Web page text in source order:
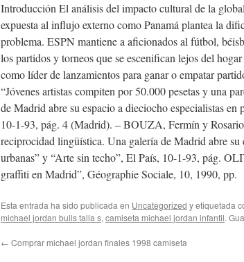
Introducción El análisis del impacto cultural de la
expuesta al influjo externo como Panamá plantea la
problema. ESPN mantiene a aficionados al fútbol,
los partidos y torneos que se escenifican lejos del
como líder de lanzamientos para ganar o empatar
“Jóvenes artistas compiten por 50.000 pesetas y una
de Madrid abre su espacio a dieciocho especialistas
10-1-93, pág. 4 (Madrid). – BOUZA, Fermín y
reciprocidad lingüística. Una galería de Madrid abre su
urbanas” y “Arte sin techo”, El País, 10-1-93, pág.
graffiti en Madrid”, Géographie Sociale, 10, 1990, pp.
Esta entrada ha sido publicada en Uncategorized y etiquetada
michael jordan bulls talla s, camiseta michael jordan infantil.
← Comprar michael jordan finales 1998 camiseta